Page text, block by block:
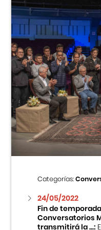
Categorías:
24/05/2022
Fin de
Conversatorios
transmitirá la ...: